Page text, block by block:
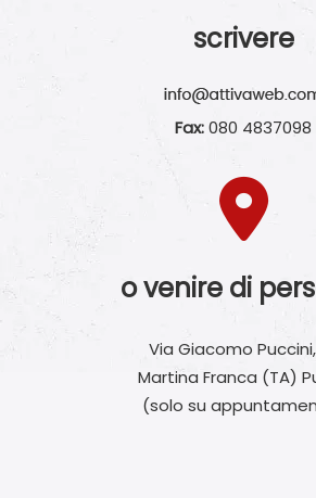
scrivere
Fax:080 4837098
o venire di
Via Giacomo
Martina Franca (TA)
(solo su